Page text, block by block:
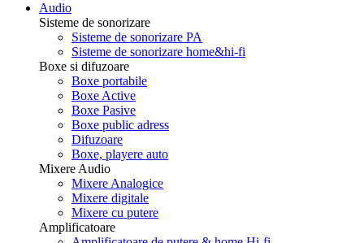
Audio
Sisteme de sonorizare
Sisteme de sonorizare PA
Sisteme de sonorizare home&hi-fi
Boxe si difuzoare
Boxe portabile
Boxe Active
Boxe Pasive
Boxe public adress
Difuzoare
Boxe, playere auto
Mixere Audio
Mixere Analogice
Mixere digitale
Mixere cu putere
Amplificatoare